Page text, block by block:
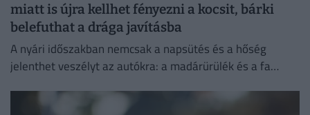
miatt is újra kellhet fényezni a kocsit, bárki
belefuthat a drága javításba
A nyári időszakban nemcsak a napsütés és a hőség
jelenthet veszélyt az autókra: a madárürülék és a fa